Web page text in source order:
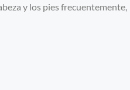
y los pies frecuentemente,